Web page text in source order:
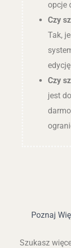
opcje
Czy
Tak,
Czy
jest
Poznaj
Szukasz